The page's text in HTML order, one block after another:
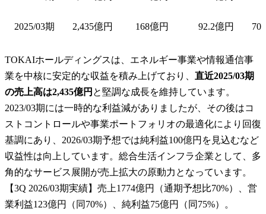
2025/03期 2,435億円 168億円 92.2億円
TOKAIホールディングスは、エネルギー事業や情報通信事
業を中核に安定的な収益を積み上げており、 直近2025/03期
の売上高は2,435億円 と堅調な成長を維持しています。
2023/03期には一時的な利益減がありましたが、その後はコ
ストコントロールや事業ポートフォリオの最適化により回復
基調にあり、2026/03期予想では純利益100億円を見込むなど
収益性は向上しています。総合生活インフラ企業として、多
角的なサービス展開が売上拡大の原動力となっています。
【3Q 2026/03期実績】売上1774億円（通期予想比70%）、営
業利益123億円（同70%）、純利益75億円（同75%）。